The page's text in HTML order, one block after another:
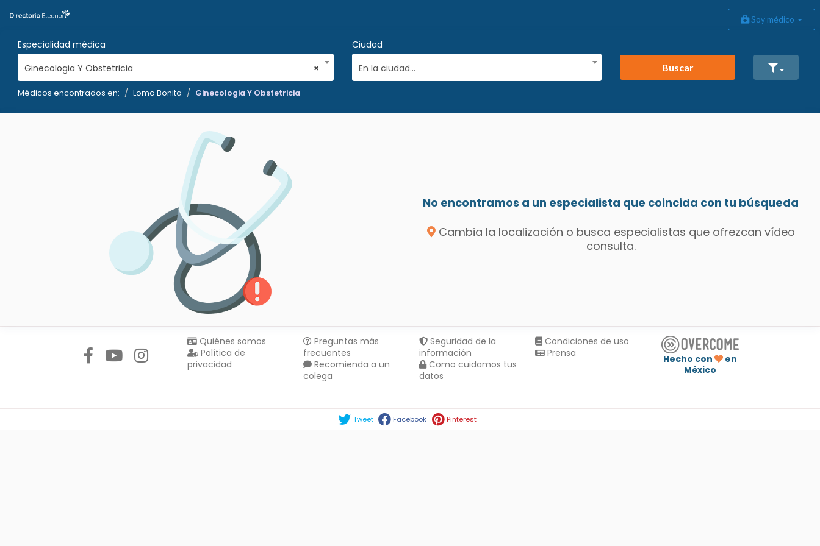
Soy médico
Especialidad médica
×
Ginecologia Y Obstetricia
Ciudad
En la ciudad...
Buscar
Médicos encontrados en: Loma Bonita Ginecologia Y Obstetricia
No encontramos a un especialista que coincida con tu búsqueda
Cambia la localización o busca especialistas que ofrezcan vídeo
consulta.
Quiénes somos
Política de
privacidad
Preguntas más
frecuentes
Recomienda a un
colega
Seguridad de la
información
Como cuidamos tus
datos
Condiciones de uso
Prensa
Hecho con
en
México
Tweet Facebook Pinterest